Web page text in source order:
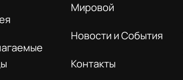
Мировой
Новости и События
Контакты